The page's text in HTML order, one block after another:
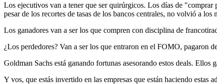
Los ejecutivos van a tener que ser quirúrgicos. Los días de
pesar de los recortes de tasas de los bancos centrales, no volvió a
Los ganadores van a ser los que compren con disciplina de
¿Los perdedores? Van a ser los que entraron en el FOMO, pagaron
Goldman Sachs está ganando fortunas asesorando estos deals.
Y vos, que estás invertido en las empresas que están haciendo